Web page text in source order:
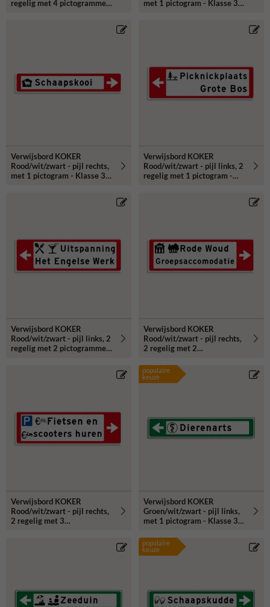
regelig met 4 pictogrammen
met 1 pictogram - Klasse 3
Verwijsbord KOKER
Rood/wit/zwart - pijl rechts,
met 1 pictogram - Klasse 3
Verwijsbord KOKER
Rood/wit/zwart - pijl links, 2
regelig met 1 pictogram -
Verwijsbord KOKER
Rood/wit/zwart - pijl links, 2
regelig met 2 pictogrammen
Verwijsbord KOKER
Rood/wit/zwart - pijl rechts,
2 regelig met 2
reflecterend
Verwijsbord KOKER
Rood/wit/zwart - pijl rechts,
2 regelig met 3
populaire
keuze
Verwijsbord KOKER
Groen/wit/zwart - pijl links,
met 1 pictogram - Klasse 3
populaire
keuze